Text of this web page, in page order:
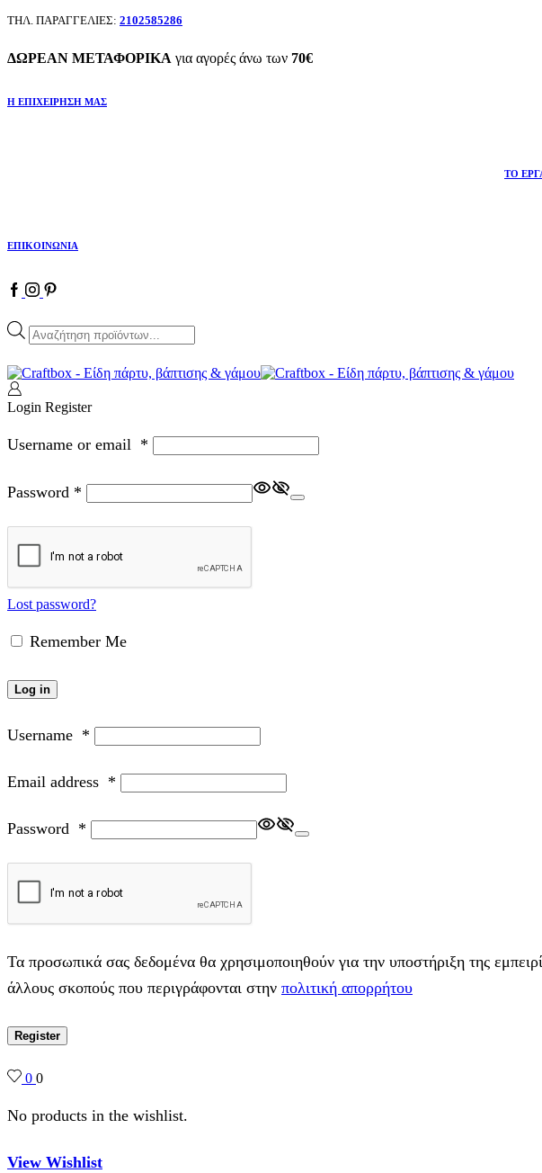
ΤΗΛ. ΠΑΡΑΓΓΕΛΙΕΣ: 2102585286
ΔΩΡΕΑΝ ΜΕΤΑΦΟΡΙΚΑ για αγορές άνω των 70€
Η ΕΠΙΧΕΙΡΗΣΗ ΜΑΣ
ΤΟ
ΕΠΙΚΟΙΝΩΝΙΑ
Facebook
Instagram
Pinterest
Products
search
Login Register
Username or email *
Password *
Lost password?
Remember Me
Log in
Username *
Email address *
Password *
Τα προσωπικά σας δεδομένα θα χρησιμοποιηθούν για την υποστήριξη της
άλλους σκοπούς που περιγράφονται στην πολιτική απορρήτου
Register
0 0
No products in the wishlist.
View Wishlist